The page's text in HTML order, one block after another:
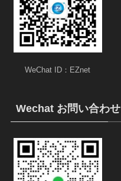
WeChat ID：EZnet
Wechat お問い合わせ